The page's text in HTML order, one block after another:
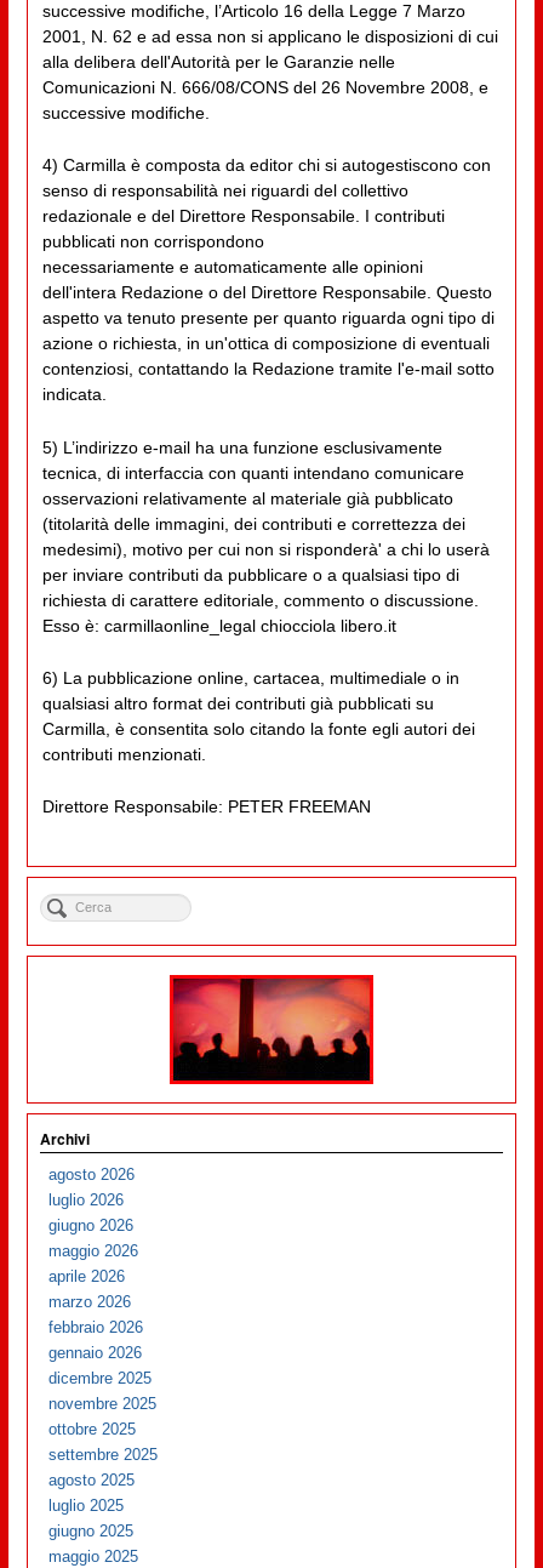
successive modifiche, l’Articolo 16 della Legge 7 Marzo
2001, N. 62 e ad essa non si applicano le disposizioni di cui
alla delibera dell'Autorità per le Garanzie nelle
Comunicazioni N. 666/08/CONS del 26 Novembre 2008, e
successive modifiche.
4) Carmilla è composta da editor chi si autogestiscono con
senso di responsabilità nei riguardi del collettivo
redazionale e del Direttore Responsabile. I contributi
pubblicati non corrispondono
necessariamente e automaticamente alle opinioni
dell'intera Redazione o del Direttore Responsabile. Questo
aspetto va tenuto presente per quanto riguarda ogni tipo di
azione o richiesta, in un'ottica di composizione di eventuali
contenziosi, contattando la Redazione tramite l'e-mail sotto
indicata.
5) L’indirizzo e-mail ha una funzione esclusivamente
tecnica, di interfaccia con quanti intendano comunicare
osservazioni relativamente al materiale già pubblicato
(titolarità delle immagini, dei contributi e correttezza dei
medesimi), motivo per cui non si risponderà' a chi lo userà
per inviare contributi da pubblicare o a qualsiasi tipo di
richiesta di carattere editoriale, commento o discussione.
Esso è: carmillaonline_legal chiocciola libero.it
6) La pubblicazione online, cartacea, multimediale o in
qualsiasi altro format dei contributi già pubblicati su
Carmilla, è consentita solo citando la fonte egli autori dei
contributi menzionati.
Direttore Responsabile: PETER FREEMAN
Archivi
agosto 2026
luglio 2026
giugno 2026
maggio 2026
aprile 2026
marzo 2026
febbraio 2026
gennaio 2026
dicembre 2025
novembre 2025
ottobre 2025
settembre 2025
agosto 2025
luglio 2025
giugno 2025
maggio 2025